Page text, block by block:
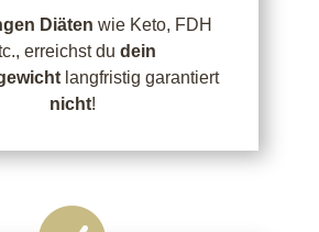
Diäten wie Keto, FDH
erreichst dudein
langfristig garantiert
nicht!